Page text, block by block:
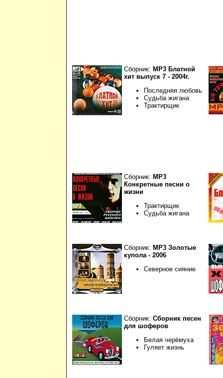
Сборник: МР3 Блатной
хит выпуск 7 - 2004г.
Последняя любовь
Судьба жигана
Трактирщик
Сборник: МР3
Конкретные песни о
жизни
Трактирщик
Судьба жигана
Сборник: МР3 Золотые
купола - 2006
Северное сияние
Сборник: Сборник песен
для шоферов
Белая черёмуха
Гуляет жизнь